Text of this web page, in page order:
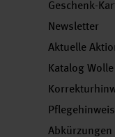
Geschenk-
Newsletter
Aktuelle
Katalog
Abkürzungen